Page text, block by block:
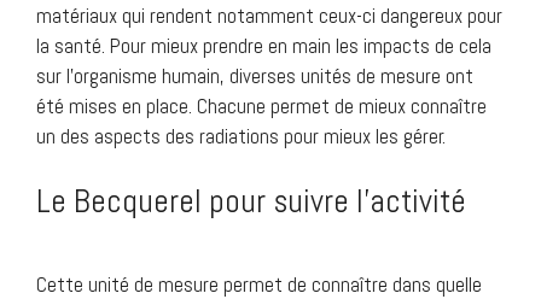
matériaux qui rendent notamment ceux-ci dangereux pour
la santé. Pour mieux prendre en main les impacts de cela
sur l’organisme humain, diverses unités de mesure ont
été mises en place. Chacune permet de mieux connaître
un des aspects des radiations pour mieux les gérer.
Le Becquerel pour suivre l’activité
Cette unité de mesure permet de connaître dans quelle